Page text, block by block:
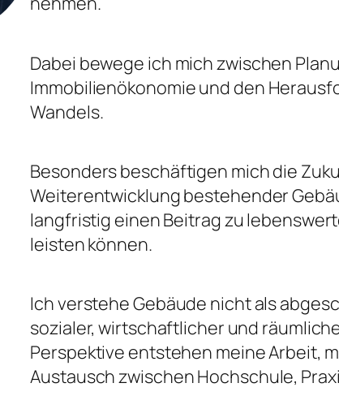
Dabei bewege ich mich zwischen
Immobilienökonomie und den
Wandels.
Besonders beschäftigen mich die
Weiterentwicklung bestehender
langfristig einen Beitrag zu
leisten können.
Ich verstehe Gebäude nicht als
sozialer, wirtschaftlicher und
Perspektive entstehen meine Arbeit,
Austausch zwischen Hochschule,